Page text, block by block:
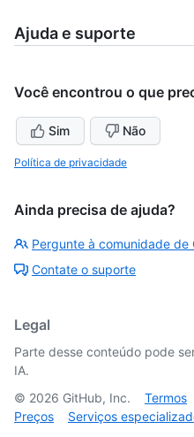
Ajuda e suporte
Você encontrou o que
Sim Não
Política de privacidade
Ainda precisa de ajuda?
Pergunte à comunidade de
Contate o suporte
Legal
Parte desse conteúdo pode
IA.
© 2026 GitHub, Inc. Termos
Preços
Serviços